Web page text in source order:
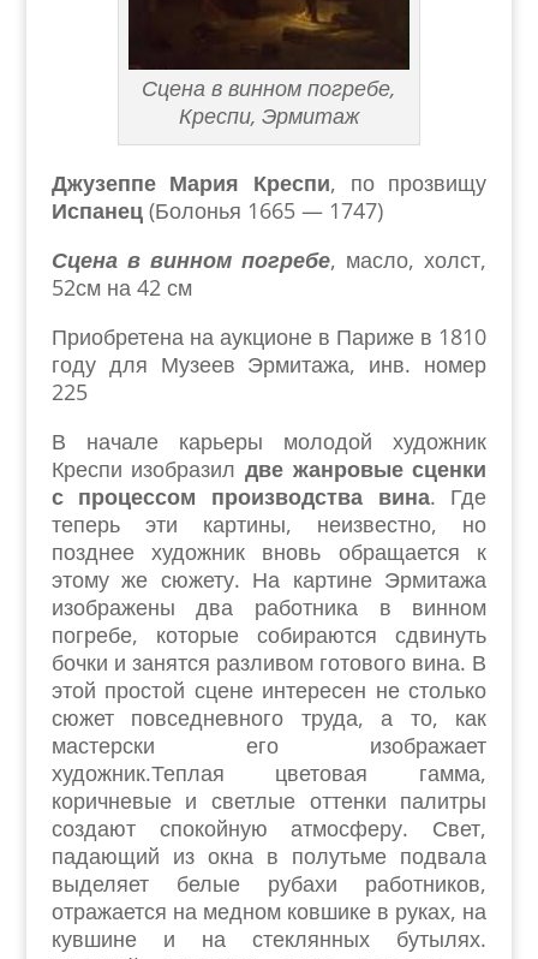
Сцена в винном погребе,
Креспи, Эрмитаж
Джузеппе Мария Креспи, по прозвищу
Испанец(Болонья 1665 — 1747)
Сцена в винном погребе, масло, холст,
52см на 42 см
Приобретена на аукционе в Париже в 1810
году для Музеев Эрмитажа, инв. номер
225
В начале карьеры молодой художник
Креспи изобразил две жанровые сценки
с процессом производства вина. Где
теперь эти картины, неизвестно, но
позднее художник вновь обращается к
этому же сюжету. На картине Эрмитажа
изображены два работника в винном
погребе, которые собираются сдвинуть
бочки и занятся разливом готового вина. В
этой простой сцене интересен не столько
сюжет повседневного труда, а то, как
мастерски его изображает
художник.Теплая цветовая гамма,
коричневые и светлые оттенки палитры
создают спокойную атмосферу. Свет,
падающий из окна в полутьме подвала
выделяет белые рубахи работников,
отражается на медном ковшике в руках, на
кувшине и на стеклянных бутылях.